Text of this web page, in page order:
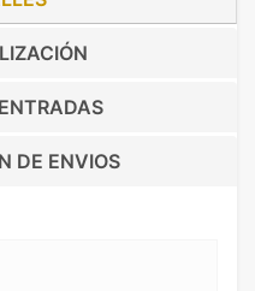
DE ENVIOS